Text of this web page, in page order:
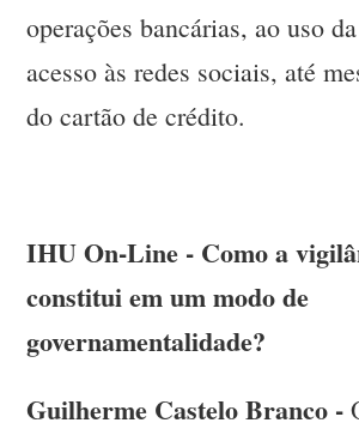
operações bancárias, ao uso
acesso às redes sociais, até
do cartão de crédito.
IHU On-Line - Como a
constitui em um modo de
governamentalidade?
Guilherme Castelo Branco -